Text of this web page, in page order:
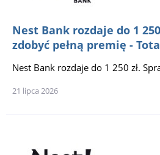
Nest Bank rozdaje do 1
zdobyć pełną premię -
Nest Bank rozdaje do 1 250 zł.
21 lipca 2026